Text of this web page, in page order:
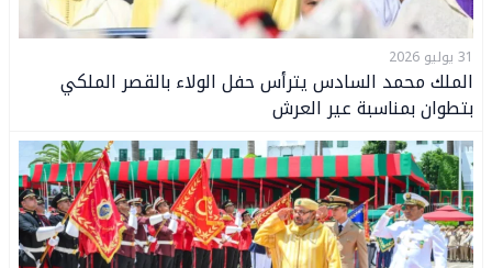
31 يوليو 2026
الملك محمد السادس يترأس حفل الولاء بالقصر الملكي
بتطوان بمناسبة عير العرش